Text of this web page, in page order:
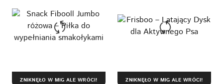
ZNIKNĘŁO W MIG ALE WRÓCI! ZNIKNĘŁO W MIG ALE WRÓCI!